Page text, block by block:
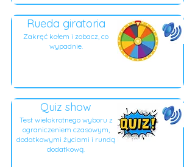
Rueda giratoria
Zakręć kołem i zobacz, co
wypadnie.
Quiz show
Test wielokrotnego wyboru z
ograniczeniem czasowym,
dodatkowymi życiami i rundą
dodatkową.